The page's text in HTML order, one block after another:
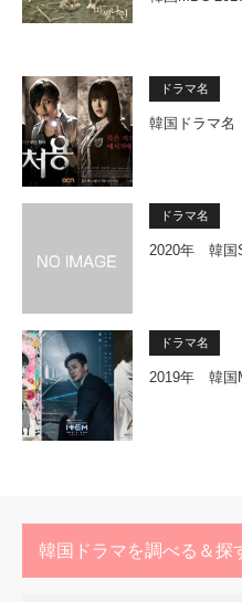
ドラマ名
韓国ドラマ
ドラマ名
2020年 韓国
ドラマ名
2019年 韓国
韓国ドラマを調べる＆探